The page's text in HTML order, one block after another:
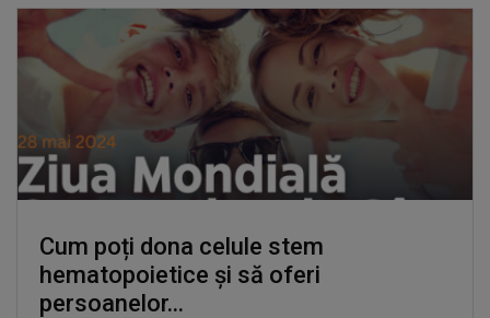
Cum poți dona celule stem
hematopoietice și să oferi
persoanelor...